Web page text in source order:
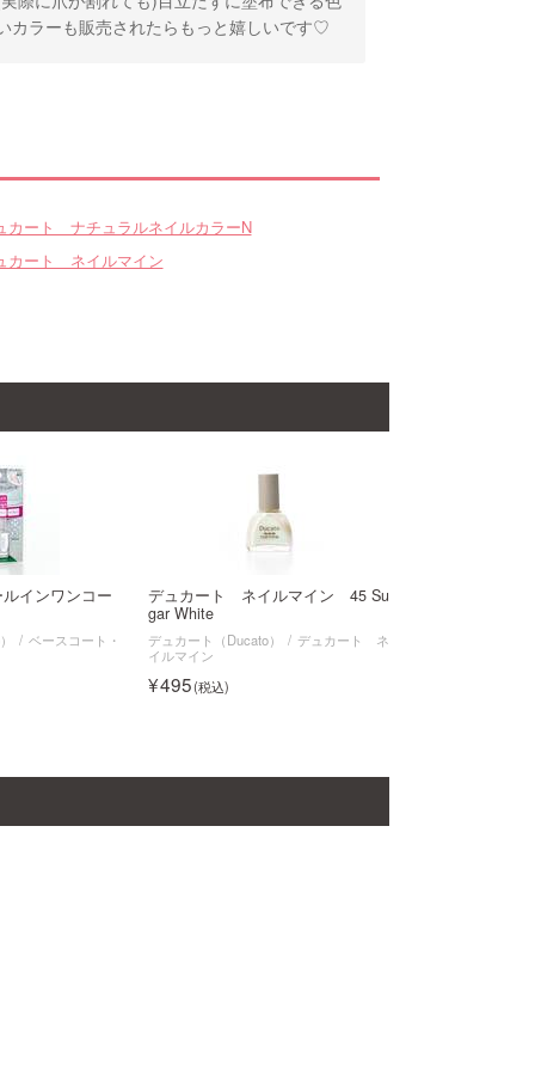
カラーも販売されたらもっと嬉しいです♡
カート ナチュラルネイルカラーN
カート ネイルマイン
インワンコー
ベースコート・
デュカート ネイルマイン 45 Su
gar White
デュカート（Ducato）
デュカート ネ
イルマイン
495